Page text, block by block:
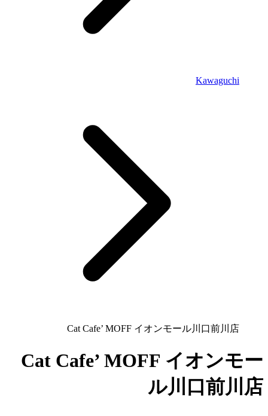
Kawaguchi
Cat Cafe’ MOFF イオンモール川口前川店
Cat Cafe’ MOFF イオンモー
ル川口前川店